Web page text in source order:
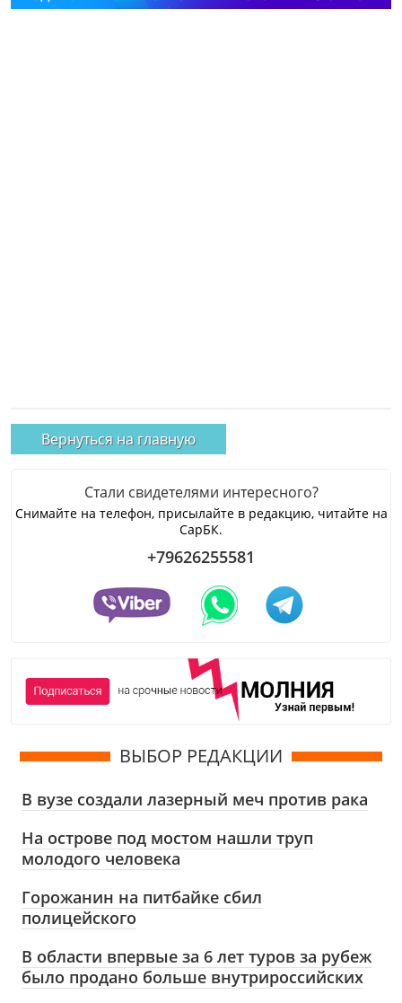
Вернуться на главную
Стали свидетелями интересного?
Снимайте на телефон, присылайте в редакцию, читайте на
СарБК.
+79626255581
ВЫБОР РЕДАКЦИИ
В вузе создали лазерный меч против рака
На острове под мостом нашли труп
молодого человека
Горожанин на питбайке сбил
полицейского
В области впервые за 6 лет туров за рубеж
было продано больше внутрироссийских